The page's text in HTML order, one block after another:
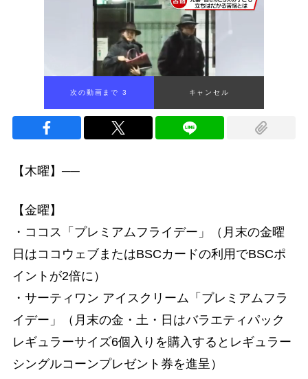
次の動画まで 2 キャンセル
【木曜】──
【金曜】
・ココス「プレミアムフライデー」（月末の金曜
日はココウェブまたはBSCカードの利用でBSCポ
イントが2倍に）
・サーティワン アイスクリーム「プレミアムフラ
イデー」（月末の金・土・日はバラエティパック
レギュラーサイズ6個入りを購入するとレギュラー
シングルコーンプレゼント券を進呈）